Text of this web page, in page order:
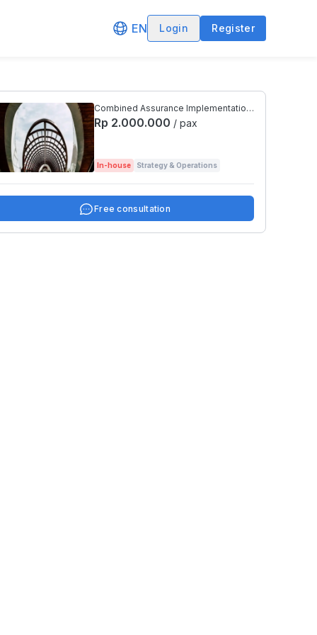
EN Login Register
Combined Assurance Implementation
untuk mendukung Praktek GRC yang
sehat
Rp 2.000.000 / pax
In-house Strategy & Operations
Free consultation